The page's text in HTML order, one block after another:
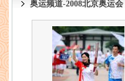
奥运频道-2008北京奥运会